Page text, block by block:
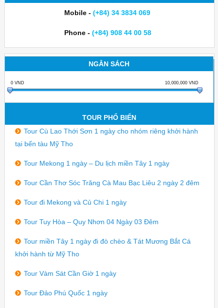
Mobile -(+84) 34 3834 069
Phone -(+84) 908 44 00 58
NGÂN SÁCH
0VND 10,000,000 VND
TOUR PHỔ BIẾN
Tour Cù Lao Thới Sơn 1 ngày cho nhóm riêng khởi hành
tại bến tàu Mỹ Tho
Tour Mekong 1 ngày – Du lịch miền Tây 1 ngày
Tour Cần Thơ Sóc Trăng Cà Mau Bạc Liêu 2 ngày 2 đêm
Tour đi Mekong và Củ Chi 1 ngày
Tour Tuy Hòa – Quy Nhơn 04 Ngày 03 Đêm
Tour miền Tây 1 ngày đi đò chèo & Tát Mương Bắt Cá
khởi hành từ Mỹ Tho
Tour Vàm Sát Cần Giờ 1 ngày
Tour Đảo Phú Quốc 1 ngày